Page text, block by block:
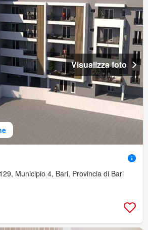
Visualizza foto
Municipio 4, Bari, Provincia di Bari